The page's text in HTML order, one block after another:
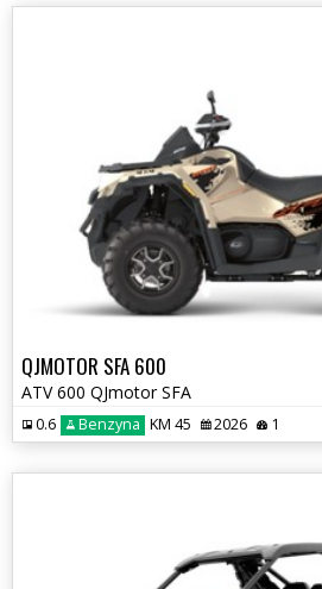
QJMOTOR SFA 600
ATV 600 QJmotor SFA
0.6 Benzyna KM 45 2026 1